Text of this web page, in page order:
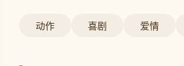
动作 喜剧 爱情